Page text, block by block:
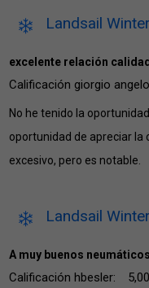
Landsail
excelente relación
Calificación giorgio
No he tenido la
oportunidad de apreciar la
excesivo, pero es notable.
Landsail
A muy buenos neumáticos
Calificación hbesler: 5,00